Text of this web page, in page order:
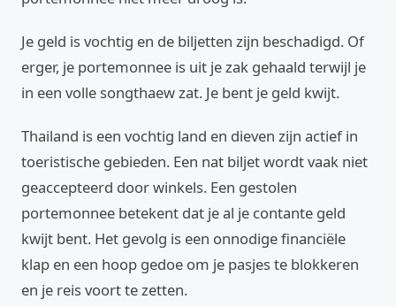
Je geld is vochtig en de biljetten zijn beschadigd. Of
erger, je portemonnee is uit je zak gehaald terwijl je
in een volle songthaew zat. Je bent je geld kwijt.
Thailand is een vochtig land en dieven zijn actief in
toeristische gebieden. Een nat biljet wordt vaak niet
geaccepteerd door winkels. Een gestolen
portemonnee betekent dat je al je contante geld
kwijt bent. Het gevolg is een onnodige financiële
klap en een hoop gedoe om je pasjes te blokkeren
en je reis voort te zetten.